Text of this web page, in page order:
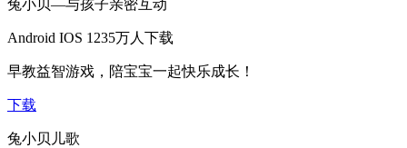
兔小贝—与孩子亲密互动
Android IOS 1235万人下载
早教益智游戏，陪宝宝一起快乐成长！
下载
兔小贝儿歌